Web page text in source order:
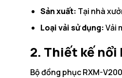
Sản xuất: Tại nhà
Loại vải sử dụng:Vải
2. Thiết kế nổi
Bộ đồng phục RXM-